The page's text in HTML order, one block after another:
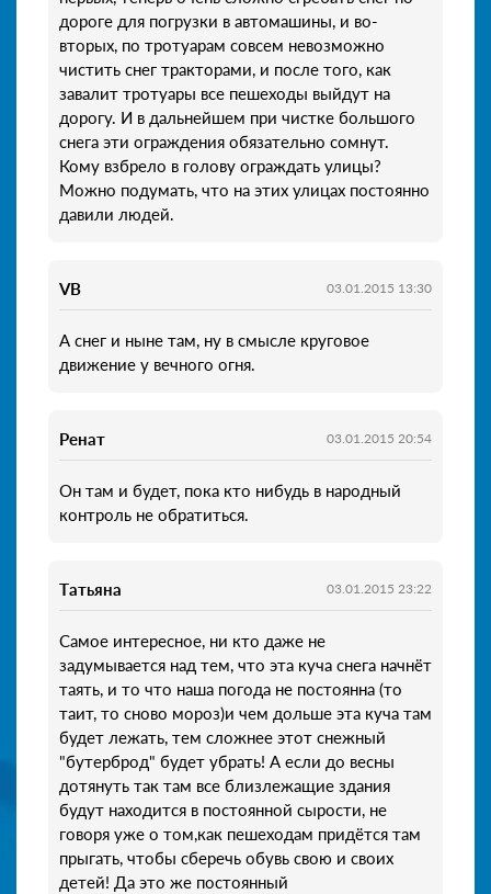
дороге для погрузки в автомашины, и во-
вторых, по тротуарам совсем невозможно
чистить снег тракторами, и после того, как
завалит тротуары все пешеходы выйдут на
дорогу. И в дальнейшем при чистке большого
снега эти ограждения обязательно сомнут.
Кому взбрело в голову ограждать улицы?
Можно подумать, что на этих улицах постоянно
давили людей.
VB 03.01.2015 13:30
А снег и ныне там, ну в смысле круговое
движение у вечного огня.
Peнат 03.01.2015 20:54
Он там и будет, пока кто нибудь в народный
контроль не обратиться.
Tатьяна 03.01.2015 23:22
Самое интересное, ни кто даже не
задумывается над тем, что эта куча снега начнёт
таять, и то что наша погода не постоянна (то
таит, то сново мороз)и чем дольше эта куча там
будет лежать, тем сложнее этот снежный
"бутерброд" будет убрать! А если до весны
дотянуть так там все близлежащие здания
будут находится в постоянной сырости, не
говоря уже о том,как пешеходам придётся там
прыгать, чтобы сберечь обувь свою и своих
детей! Да это же постоянный